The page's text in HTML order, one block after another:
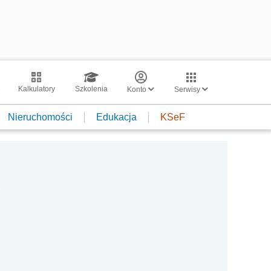
Kalkulatory Szkolenia Konto Serwisy
Nieruchomości Edukacja KSeF